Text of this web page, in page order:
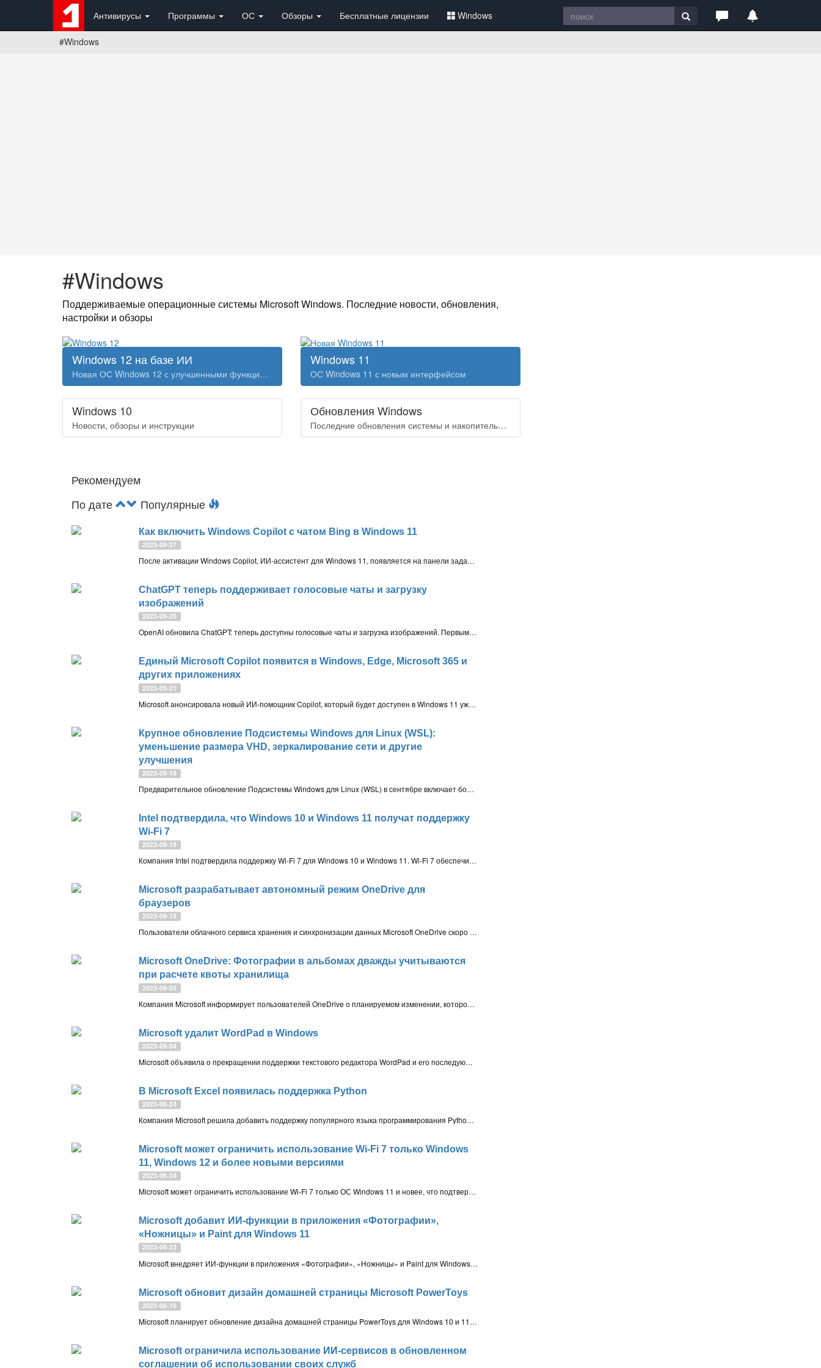
Антивирусы Программы ОС Обзоры Бесплатные лицензии Windows
#Windows
#Windows
Поддерживаемые операционные системы Microsoft Windows. Последние новости, обновления,
настройки и обзоры
Windows 12 на базе ИИ
Новая ОС Windows 12 с улучшенными функциями ИИ
Windows 10
Новости, обзоры и инструкции
Windows 11
ОС Windows 11 с новым интерфейсом
Обновления Windows
Последние обновления системы и накопительные пакеты
Рекомендуем
По дате
Популярные
Как включить Windows Copilot с чатом Bing в Windows 11
2023-09-27
После активации Windows Copilot, ИИ-ассистент для Windows 11, появляется на панели задач и предоставляет функционал веб-версии чата Bing, интегрированный с ОС
ChatGPT теперь поддерживает голосовые чаты и загрузку
изображений
2023-09-25
OpenAI обновила ChatGPT: теперь доступны голосовые чаты и загрузка изображений. Первыми нововведениями воспользуются платные подписчики ChatGPT Plus и корпоративные пользователи
Единый Microsoft Copilot появится в Windows, Edge, Microsoft 365 и
других приложениях
2023-09-21
Microsoft анонсировала новый ИИ-помощник Copilot, который будет доступен в Windows 11 уже с 26 сентября. ИИ-ассистент Microsoft Copilot будет «бесшовно доступен во всех приложениях и сервисах, которые вы чаще всего используете», включая рабочий стол Windows 11, Microsoft 365, Outlook, Edge и Bing
Крупное обновление Подсистемы Windows для Linux (WSL):
уменьшение размера VHD, зеркалирование сети и другие
улучшения
2023-09-19
Предварительное обновление Подсистемы Windows для Linux (WSL) в сентябре включает большое количество новых функций, включая улучшения работы с сетью, фаервол и автоматическое уменьшение размера VHD
Intel подтвердила, что Windows 10 и Windows 11 получат поддержку
Wi-Fi 7
2023-09-19
Компания Intel подтвердила поддержку Wi-Fi 7 для Windows 10 и Windows 11. Wi-Fi 7 обеспечивает скорость в 46,1 Гбит/с, что в 4,8 раза быстрее Wi-Fi 6
Microsoft разрабатывает автономный режим OneDrive для
браузеров
2023-09-15
Пользователи облачного сервиса хранения и синхронизации данных Microsoft OneDrive скоро смогут использовать некоторые функции сервиса в браузере без активного подключения к Интернету
Microsoft OneDrive: Фотографии в альбомах дважды учитываются
при расчете квоты хранилища
2023-09-05
Компания Microsoft информирует пользователей OneDrive о планируемом изменении, которое может существенно повлиять на квоты хранения облачного сервиса. Начиная с 16 октября 2023 года фотографии, загруженные в OneDrive, могут дважды учитываться при расчете используемого пространства
Microsoft удалит WordPad в Windows
2023-09-04
Microsoft объявила о прекращении поддержки текстового редактора WordPad и его последующем удалении из Windows
В Microsoft Exсel появилась поддержка Python
2023-08-24
Компания Microsoft решила добавить поддержку популярного языка программирования Python в приложение для работы с электронными таблицами Microsoft Excel
Microsoft может ограничить использование Wi-Fi 7 только Windows
11, Windows 12 и более новыми версиями
2023-08-24
Microsoft может ограничить использование Wi-Fi 7 только ОС Windows 11 и новее, что подтверждает документ Intel. Новый стандарт Wi-Fi 7 выйдет в 2024 году и обещает скорость до 46,1 Гбит/с
Microsoft добавит ИИ-функции в приложения «Фотографии»,
«Ножницы» и Paint для Windows 11
2023-08-23
Microsoft внедряет ИИ-функции в приложения «Фотографии», «Ножницы» и Paint для Windows 11. Эксперименты включают оптическое распознавание символов и генеративные ИИ-функции
Microsoft обновит дизайн домашней страницы Microsoft PowerToys
2023-08-16
Microsoft планирует обновление дизайна домашней страницы PowerToys для Windows 10 и 11, делая её более наглядной
Microsoft ограничила использование ИИ-сервисов в обновленном
соглашении об использовании своих служб